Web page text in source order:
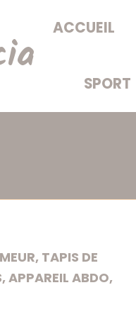
ACCUEIL
SPORT
TAPIS DE
APPAREIL ABDO,